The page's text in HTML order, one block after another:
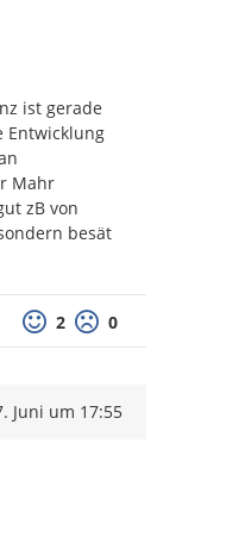
ist gerade
Entwicklung
Mahr
zB von
besät
Positive Bewertung
2 Negative
0
des Erstellens
des Erstellens
Juni um 17:55Zur Äußerung